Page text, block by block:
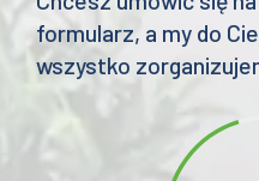
formularz, a my do
wszystko